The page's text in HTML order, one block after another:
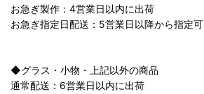
お急ぎ製作：4営業日以内に出荷
お急ぎ指定日配送：5営業日以降から指定可
◆グラス・小物・上記以外の商品
通常配送：6営業日以内に出荷